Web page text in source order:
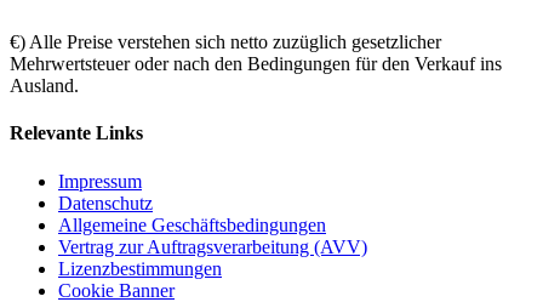
€) Alle Preise verstehen sich netto zuzüglich gesetzlicher
Mehrwertsteuer oder nach den Bedingungen für den Verkauf ins
Ausland.
Relevante Links
Impressum
Datenschutz
Allgemeine Geschäftsbedingungen
Vertrag zur Auftragsverarbeitung (AVV)
Lizenzbestimmungen
Cookie Banner